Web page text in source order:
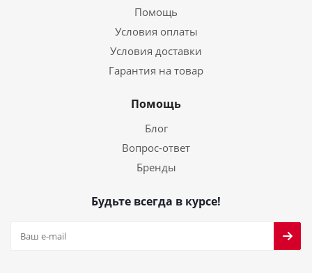
Помощь
Условия оплаты
Условия доставки
Гарантия на товар
Помощь
Блог
Вопрос-ответ
Бренды
Будьте всегда в курсе!